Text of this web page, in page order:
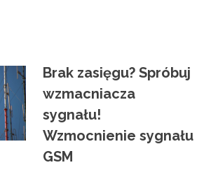
Brak zasięgu? Spróbuj
wzmacniacza
sygnału!
Wzmocnienie sygnału
GSM